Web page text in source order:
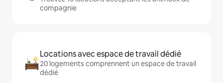
compagnie
Locations avec espace de travail dédié
20 logements comprennent un espace de travail
dédié